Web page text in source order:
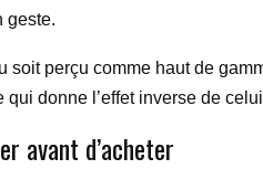
geste.
soit perçu comme haut de
qui donne l’effet inverse de
avant d’acheter